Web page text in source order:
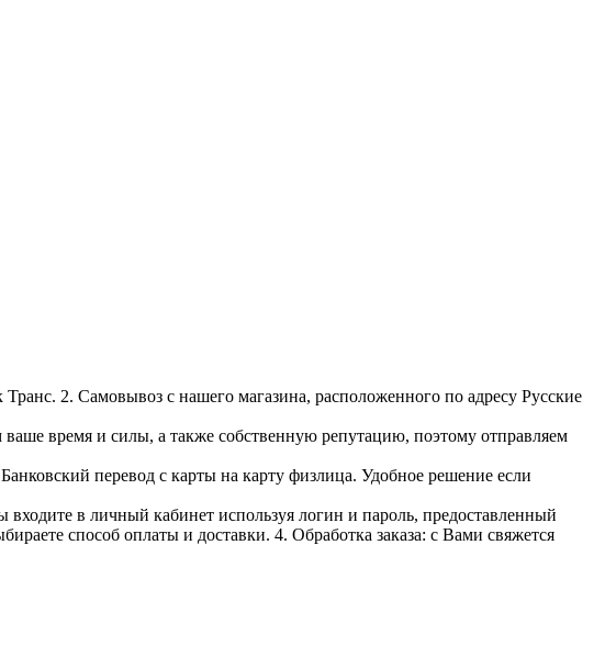
2. Самовывоз с нашего магазина, расположенного по адресу Русские
время и силы, а также собственную репутацию, поэтому отправляем
перевод с карты на карту физлица. Удобное решение если
в личный кабинет используя логин и пароль, предоставленный
способ оплаты и доставки. 4. Обработка заказа: с Вами свяжется